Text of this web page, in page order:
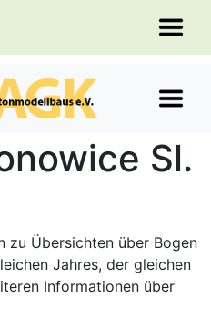
Sl.
zu Übersichten über Bogen
Jahres, der gleichen
Informationen über